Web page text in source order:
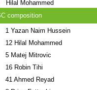
Hilal Mohammed
composition
1Yazan Naim Hussein
12Hilal Mohammed
5Matej Mitrovic
16Robin Tihi
41Ahmed Reyad